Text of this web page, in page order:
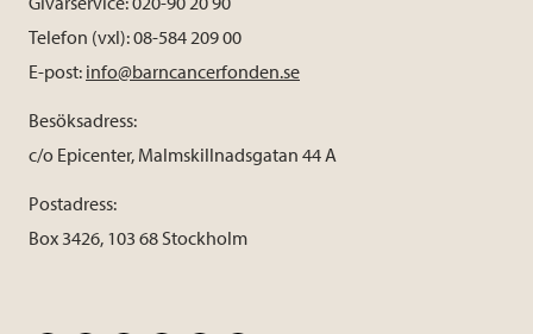
Telefon (vxl): 08-584 209 00
E-post: info@barncancerfonden.se
Besöksadress:
c/o Epicenter, Malmskillnadsgatan 44 A
Postadress:
Box 3426, 103 68 Stockholm